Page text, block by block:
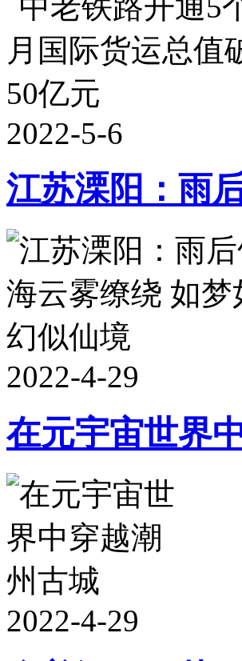
2022-5-6
江苏溧阳：雨
2022-4-29
在元宇宙世界
2022-4-29